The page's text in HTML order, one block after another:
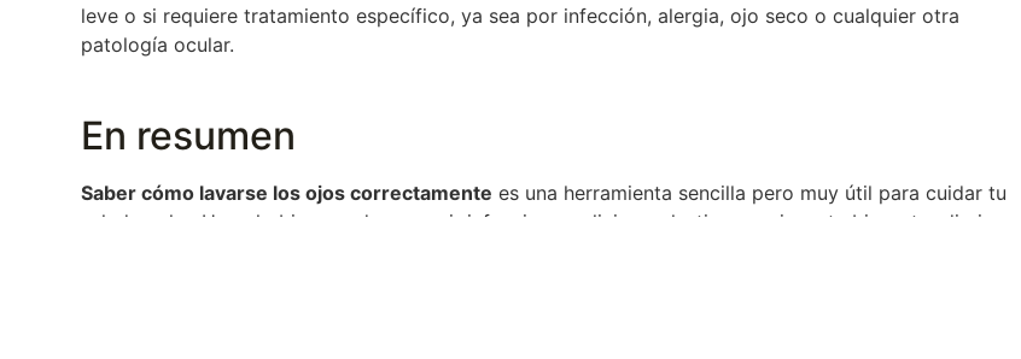
leve o si requiere tratamiento específico, ya sea por infección, alergia, ojo seco o cualquier otra
patología ocular.
En resumen
Saber cómo lavarse los ojos correctamente es una herramienta sencilla pero muy útil para cuidar tu
salud ocular. Hacerlo bien puede prevenir infecciones, aliviar molestias y mejorar tu bienestar diario.